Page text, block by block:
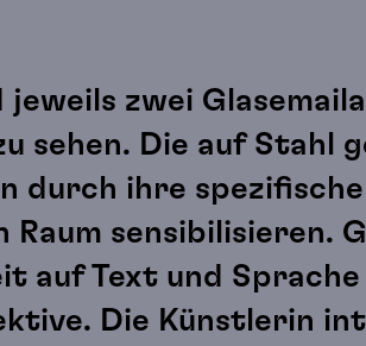
zwei
sehen. Die auf Stahl
durch ihre
Raum sensibilisieren.
auf Text und Sprache
Die Künstlerin